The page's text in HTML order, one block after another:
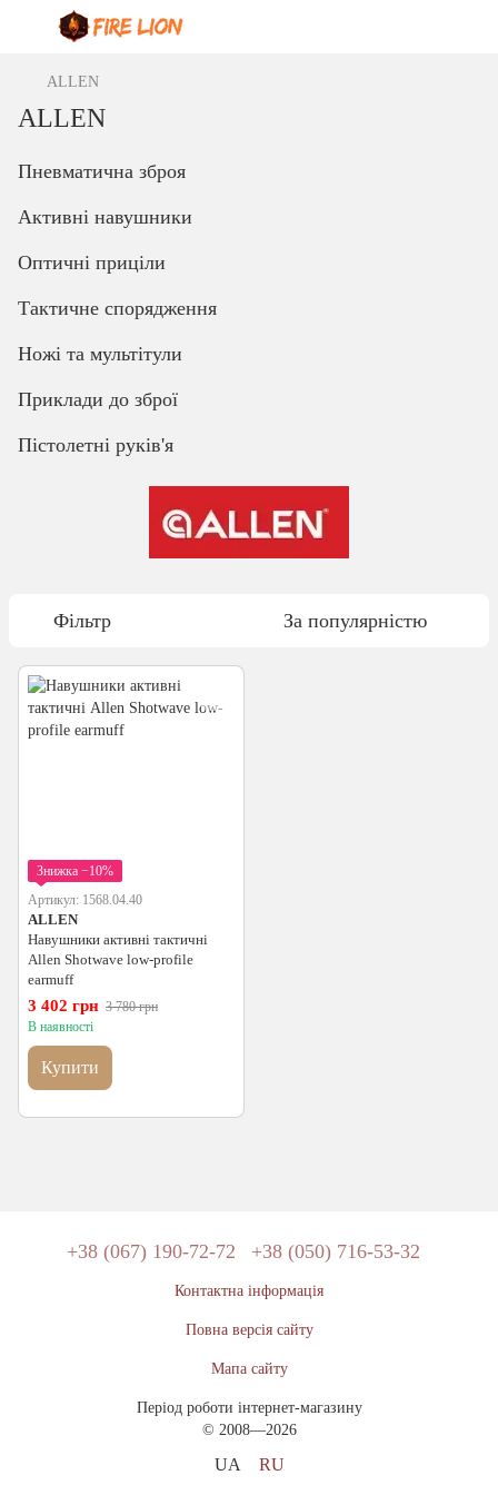
ALLEN
ALLEN
Пневматична зброя
Активні навушники
Оптичні приціли
Тактичне спорядження
Ножі та мультітули
Приклади до зброї
Пістолетні руків'я
Фільтр За популярністю
Знижка −10%
Артикул: 1568.04.40
ALLEN
Навушники активні тактичні
Allen Shotwave low-profile
earmuff
3 402 грн 3 780 грн
В наявності
Купити
+38 (067) 190-72-72 +38 (050) 716-53-32
Контактна інформація
Повна версія сайту
Мапа сайту
Період роботи інтернет-магазину
© 2008—2026
UA RU